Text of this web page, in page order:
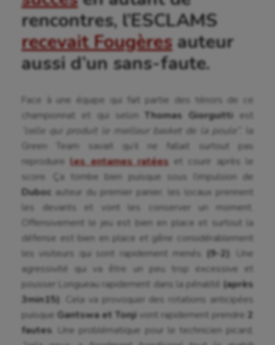
rencontres, l’ESCLAMS
recevait Fougèresauteur
aussi d’un sans-faute.
Face à une équipe qui fait partie des ténors de ce
championnat et qui selon Thomas Giorguitti est
“celle qui produit le meilleur basket de la poule”
, la
Green Team savait qu’il ne fallait surtout pas
reproduireles entames ratéeset courir après le
score. Ça tombe bien puisque sous l’impulsion de
Duboc auteur du premier panier, les locaux prennent
les devants et vont les conserver un moment.
Offensivement le jeu est bien en place et surtout la
défense est bien en place et gêne considérablement
les visiteurs qui sont rapidement menés (9-2) . Une
agressivité qui va être un peu trop excessive et
pousser Longueau rapidement dans la pénalité (après
3min15) . Cela va provoquer des rotations anticipées
puisque Gantswa et Tonji vont rapidement prendre 2
fautes . Une problématique pour le technicien picard,